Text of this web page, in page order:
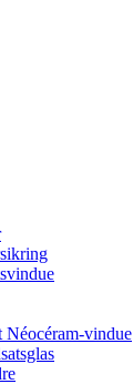
Néocéram-vindue